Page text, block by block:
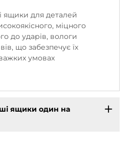
ящики для деталей
міцного
до ударів, вологи
що забезпечує їх
умовах
ящики один на